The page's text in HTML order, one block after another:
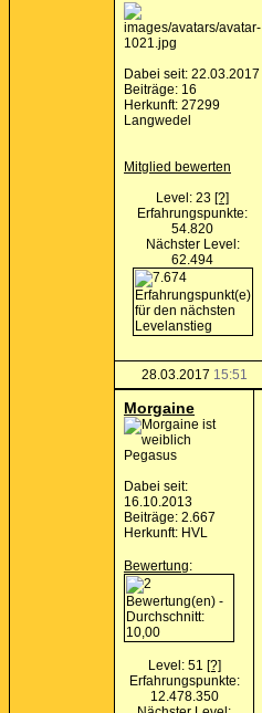
Dabei seit: 22.03.2017
Beiträge: 16
Herkunft: 27299
Langwedel
Mitglied bewerten
Level: 23 [?]
Erfahrungspunkte:
54.820
Nächster Level:
62.494
28.03.2017 15:51
Morgaine
Pegasus
Dabei seit:
16.10.2013
Beiträge: 2.667
Herkunft: HVL
Bewertung:
Level: 51 [?]
Erfahrungspunkte:
12.478.350